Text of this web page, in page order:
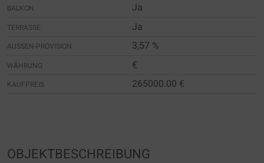
BALKON Ja
TERRASSE Ja
AUSSEN-PROVISION 3,57 %
WÄHRUNG €
KAUFPREIS 265000.00 €
OBJEKTBESCHREIBUNG